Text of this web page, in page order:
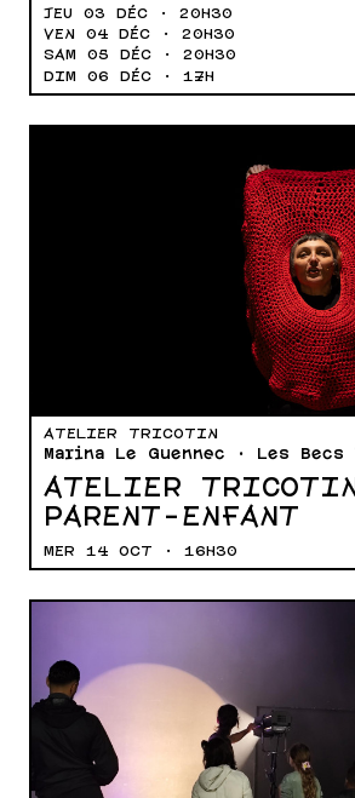
JEU 03 DÉC · 20H30
VEN 04 DÉC · 20H30
SAM 05 DÉC · 20H30
DIM 06 DÉC · 17H
ATELIER TRICOTIN
Marina Le Guennec · Les Becs
ATELIER TRICOTIN
PARENT-ENFANT
MER 14 OCT · 16H30